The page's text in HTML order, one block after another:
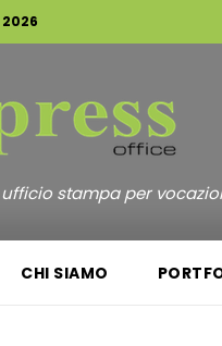
stampa per
CHI SIAMO